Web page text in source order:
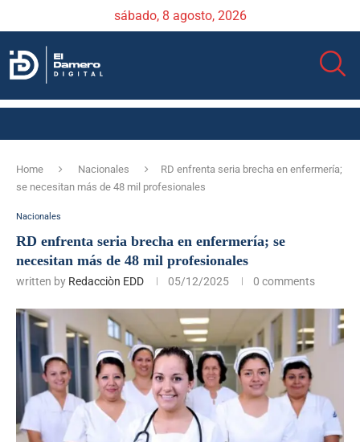
sábado, 8 agosto, 2026
Home Nacionales
RD enfrenta seria brecha en enfermería;
se necesitan más de 48 mil profesionales
Nacionales
RD enfrenta seria brecha en enfermería; se
necesitan más de 48 mil profesionales
written by Redacciòn EDD 05/12/2025 0 comments